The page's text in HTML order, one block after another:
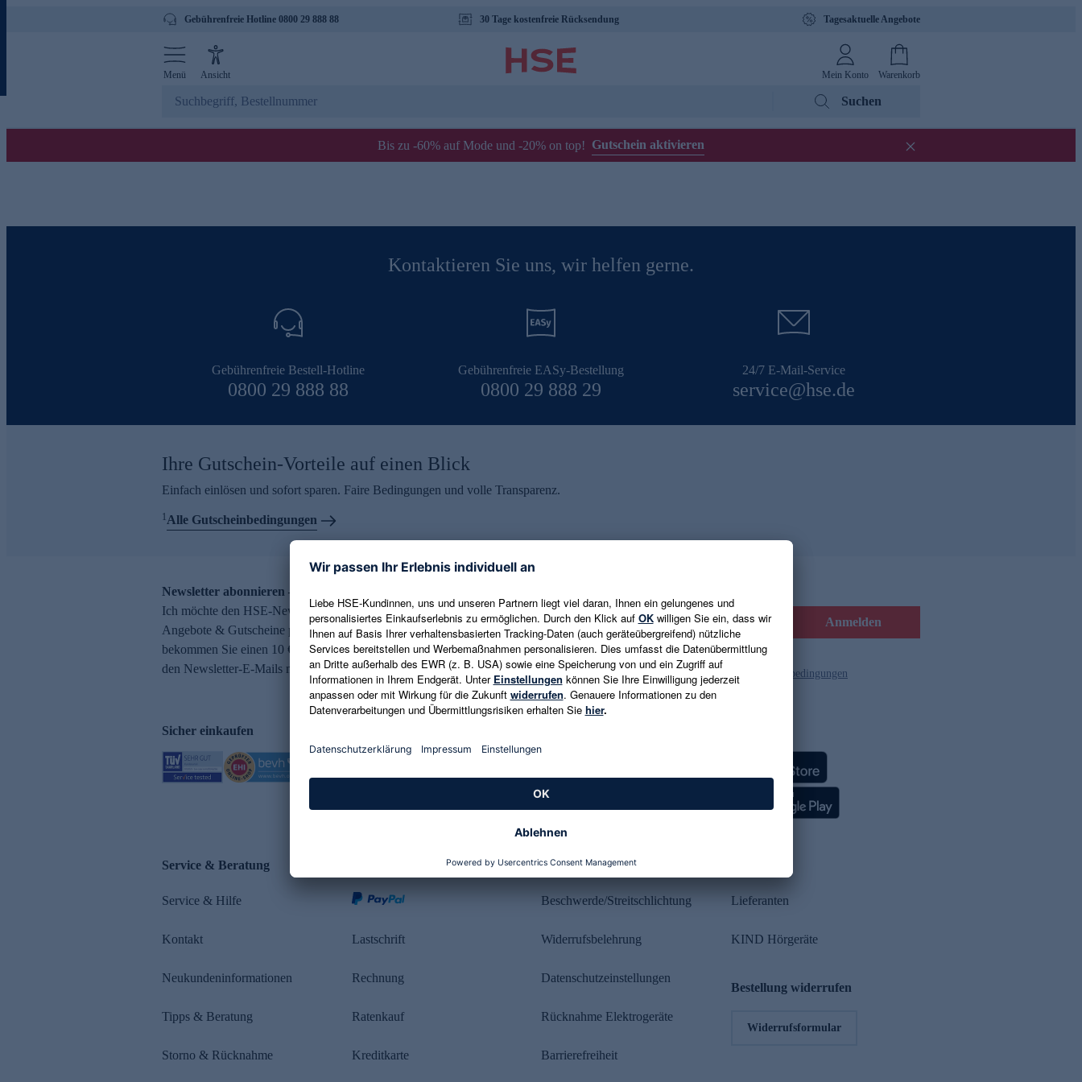
Gebührenfreie Hotline 0800 29 888 88 30 Tage kostenfreie Rücksendung Tagesaktuelle Angebote
Menü Ansicht Mein Konto Warenkorb
Suchen
Bis zu -60% auf Mode und -20% on top! Gutschein aktivieren
Kontaktieren Sie uns, wir helfen gerne.
Gebührenfreie Bestell-Hotline
0800 29 888 88
Gebührenfreie EASy-Bestellung
0800 29 888 29
24/7 E-Mail-Service
service@hse.de
Ihre Gutschein-Vorteile auf einen Blick
Einfach einlösen und sofort sparen. Faire Bedingungen und volle Transparenz.
1Alle Gutscheinbedingungen
Newsletter abonnieren – 10 € Gutschein erhalten
Ich möchte den HSE-Newsletter abonnieren und aktuelle Trends,
Angebote & Gutscheine per E-Mail erhalten. Als Dankeschön
bekommen Sie einen 10 € Gutschein. Eine Abmeldung ist jederzeit in
den Newsletter-E-Mails möglich.
E-Mail-Adresse eingeben Anmelden
Es gelten die Datenschutzrichtlinien und die Gutscheinbedingungen
Sicher einkaufen
Service & Beratung
Service & Hilfe
Kontakt
Neukundeninformationen
Tipps & Beratung
Storno & Rücknahme
Lastschrift
Rechnung
Ratenkauf
Kreditkarte
Rechtliches
Beschwerde/Streitschlichtung
Widerrufsbelehrung
Datenschutzeinstellungen
Rücknahme Elektrogeräte
Barrierefreiheit
Lieferanten
KIND Hörgeräte
Bestellung widerrufen
Widerrufsformular